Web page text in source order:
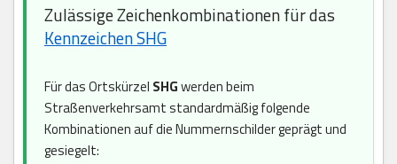
Zulässige Zeichenkombinationen für das
Kennzeichen SHG
Für das Ortskürzel SHGwerden beim
Straßenverkehrsamt standardmäßig folgende
Kombinationen auf die Nummernschilder geprägt und
gesiegelt: